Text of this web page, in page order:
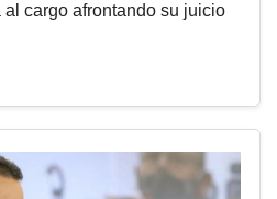
cargo afrontando su juicio